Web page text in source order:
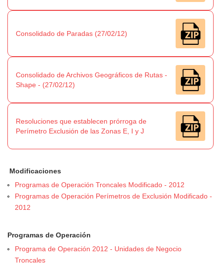
Consolidado de Paradas (27/02/12)
Consolidado de Archivos Geográficos de Rutas -
Shape - (27/02/12)
Resoluciones que establecen prórroga de
Perímetro Exclusión de las Zonas E, I y J
Modificaciones
Programas de Operación Troncales Modificado - 2012
Programas de Operación Perímetros de Exclusión Modificado -
2012
Programas de Operación
Programa de Operación 2012 - Unidades de Negocio
Troncales